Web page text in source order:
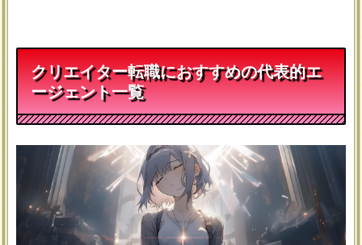
クリエイター転職におすすめの代表的エ
ージェント一覧